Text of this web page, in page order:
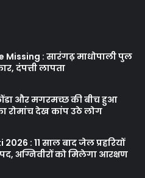
: सारंगढ़ माधोपाली पुल
दंपत्ती लापता
और मगरमच्छ की बीच हुआ
रोमांच देख कांप उठे लोग
: 11 साल बाद जेल प्रहरियों
अग्निवीरों को मिलेगा आरक्षण